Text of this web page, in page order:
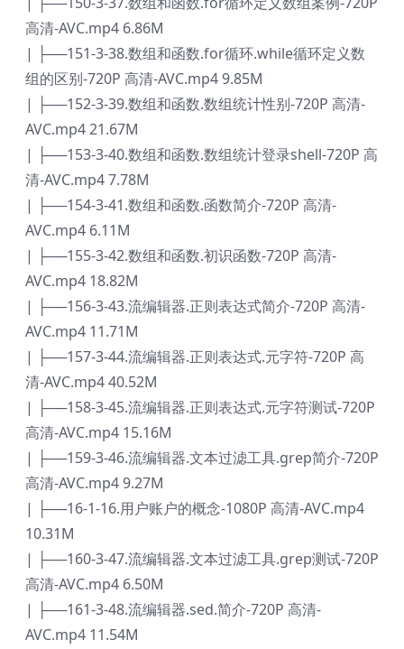
高清-AVC.mp4 6.86M
| ├──151-3-38.数组和函数.for循环.while循环定义数
组的区别-720P 高清-AVC.mp4 9.85M
| ├──152-3-39.数组和函数.数组统计性别-720P 高清-
AVC.mp4 21.67M
| ├──153-3-40.数组和函数.数组统计登录shell-720P 高
清-AVC.mp4 7.78M
| ├──154-3-41.数组和函数.函数简介-720P 高清-
AVC.mp4 6.11M
| ├──155-3-42.数组和函数.初识函数-720P 高清-
AVC.mp4 18.82M
| ├──156-3-43.流编辑器.正则表达式简介-720P 高清-
AVC.mp4 11.71M
| ├──157-3-44.流编辑器.正则表达式.元字符-720P 高
清-AVC.mp4 40.52M
| ├──158-3-45.流编辑器.正则表达式.元字符测试-720P
高清-AVC.mp4 15.16M
| ├──159-3-46.流编辑器.文本过滤工具.grep简介-720P
高清-AVC.mp4 9.27M
| ├──16-1-16.用户账户的概念-1080P 高清-AVC.mp4
10.31M
| ├──160-3-47.流编辑器.文本过滤工具.grep测试-720P
高清-AVC.mp4 6.50M
| ├──161-3-48.流编辑器.sed.简介-720P 高清-
AVC.mp4 11.54M